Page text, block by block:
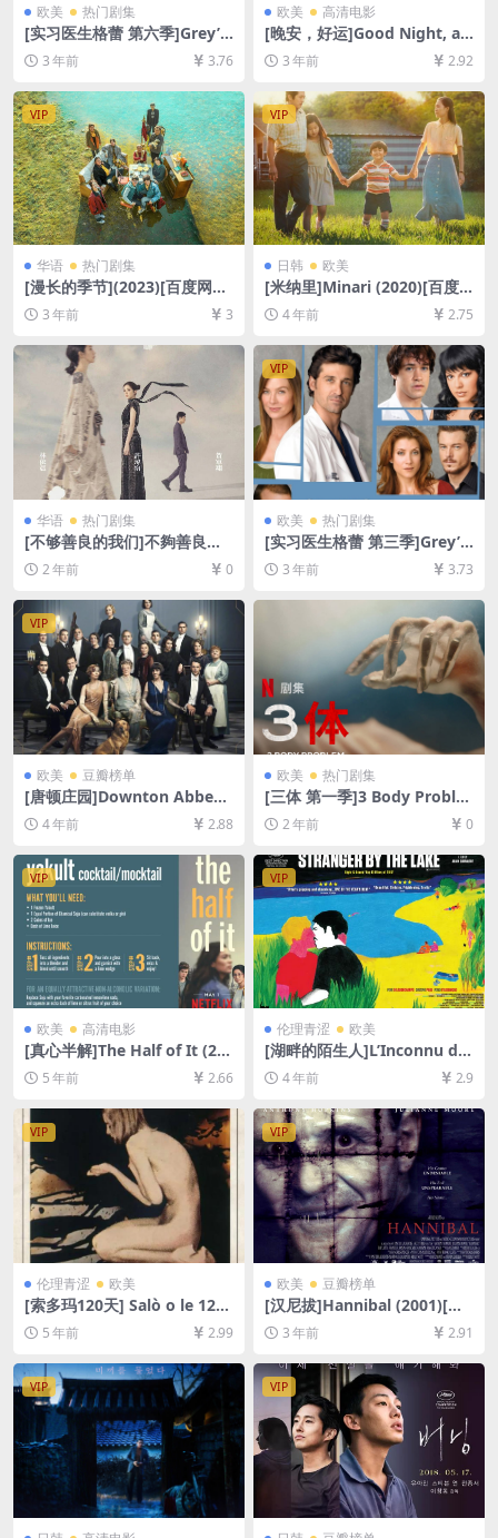
欧美 热门剧集
[实习医生格蕾 第六季]Grey’s
Anatomy Season 6 (2009)
[百度网盘+夸克网盘1080P超
下载][MP4/67GB][奈飞官方
中字]
3 年前 3.76
欧美 高清电影
[晚安，好运]Good Night, an
d Good Luck. (2005)[百度网
盘+夸克网盘1080P超清未删
[MP4/6GB][中英字幕]
3 年前 2.92
VIP
华语 热门剧集
[漫长的季节](2023)[百度网盘
+迅雷云盘+阿里云盘资源1080
P超清未删减][MP4/7GB][中
字]
3 年前 3
VIP
日韩 欧美
[米纳里]Minari (2020)[百度
网盘+迅雷云盘资源1080P超
清未删减][MP4/7.2GB][中文
字幕]
4 年前 2.75
华语 热门剧集
[不够善良的我们]不夠善良的
我們 (2024)[百度网盘+夸克网
盘1080P超清未删减资源][网
盘在线播放/下载][MP4/26G
B][中文字幕]
2 年前 0
VIP
欧美 热门剧集
[实习医生格蕾 第三季]Grey’s
Anatomy Season 3 (2006)
[百度网盘+夸克网盘1080P超
清未删减资源][网盘在线播放/
下载][MP4/69GB][奈飞官方
3 年前 3.73
VIP
欧美 豆瓣榜单
[唐顿庄园]Downton Abbey
(2019)[百度网盘+迅雷云盘资
源1080P超清未删减][MP4/7.
4 年前 2.88
欧美 热门剧集
[三体 第一季]3 Body Proble
m Season 1 (2024)[百度网盘
+夸克网盘1080P超清未删减
4/9GB][中英字幕]
2 年前 0
VIP
欧美 高清电影
[真心半解]The Half of It (20
20)[百度网盘+迅雷云盘资源1
080P超清未删减][MP4/6.6G
B][中英字幕]
5 年前 2.66
VIP
伦理青涩 欧美
[湖畔的陌生人]L’Inconnu du
lac (2013)[百度网盘+迅雷云
盘资源1080P超清未删减][MP
4/5.9GB][原声中文字幕]【手
机无法在线播放，请下载防和
谐压缩包（含解压密码）】
4 年前 2.9
VIP
伦理青涩 欧美
[索多玛120天] Salò o le 120
giornate di Sodoma (1975)
[百度网盘+迅雷云盘资源1080
P未删减][MP4/6.7GB][原声中
字]【手机无法在线播放，请下
载防和谐压缩包（含解压密
码）】
5 年前 2.99
VIP
欧美 豆瓣榜单
[汉尼拔]Hannibal (2001)[百
度网盘+迅雷云盘资源1080P
超清未删减][MP4/7GB][中英
字幕]
3 年前 2.91
VIP VIP